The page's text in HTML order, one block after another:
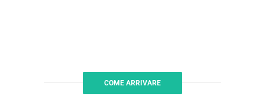
COME ARRIVARE